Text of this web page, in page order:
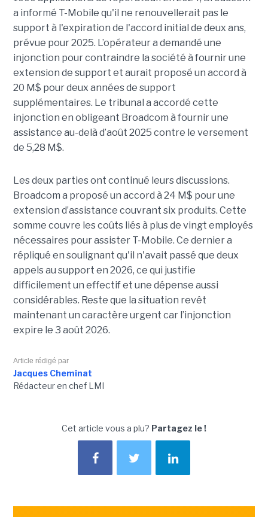
a informé T-Mobile qu'il ne renouvellerait pas le
support à l'expiration de l'accord initial de deux ans,
prévue pour 2025. L’opérateur a demandé une
injonction pour contraindre la société à fournir une
extension de support et aurait proposé un accord à
20 M$ pour deux années de support
supplémentaires. Le tribunal a accordé cette
injonction en obligeant Broadcom à fournir une
assistance au-delà d’août 2025 contre le versement
de 5,28 M$.
Les deux parties ont continué leurs discussions.
Broadcom a proposé un accord à 24 M$ pour une
extension d’assistance couvrant six produits. Cette
somme couvre les coûts liés à plus de vingt employés
nécessaires pour assister T-Mobile. Ce dernier a
répliqué en soulignant qu'il n'avait passé que deux
appels au support en 2026, ce qui justifie
difficilement un effectif et une dépense aussi
considérables. Reste que la situation revêt
maintenant un caractère urgent car l’injonction
expire le 3 août 2026.
Article rédigé par
Jacques Cheminat
Rédacteur en chef LMI
Cet article vous a plu? Partagez le !